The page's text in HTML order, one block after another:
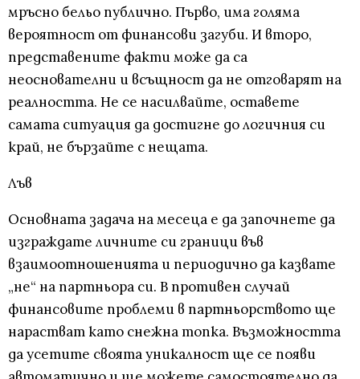
мръсно бельо публично. Първо, има голяма
вероятност от финансови загуби. И второ,
представените факти може да са
неоснователни и всъщност да не отговарят на
реалността. Не се насилвайте, оставете
самата ситуация да достигне до логичния си
край, не бързайте с нещата.
Лъв
Основната задача на месеца е да започнете да
изграждате личните си граници във
взаимоотношенията и периодично да казвате
„не“ на партньора си. В противен случай
финансовите проблеми в партньорството ще
нарастват като снежна топка. Възможността
да усетите своята уникалност ще се появи